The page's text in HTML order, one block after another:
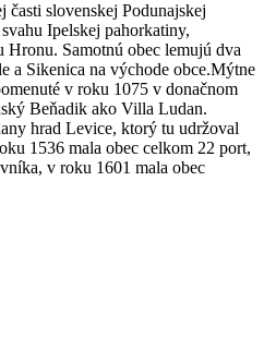
časti slovenskej Podunajskej
Ipelskej pahorkatiny,
Samotnú obec lemujú dva
a Sikenica na východe obce.Mýtne
v roku 1075 v donačnom
Beňadik ako Villa Ludan.
hrad Levice, ktorý tu udržoval
1536 mala obec celkom 22 port,
v roku 1601 mala obec